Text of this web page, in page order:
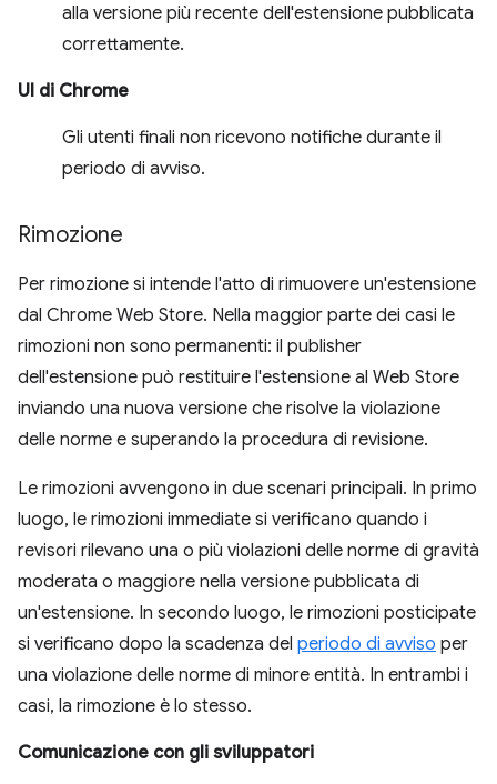
alla versione più recente dell'estensione pubblicata
correttamente.
UI di Chrome
Gli utenti finali non ricevono notifiche durante il
periodo di avviso.
Rimozione
Per rimozione si intende l'atto di rimuovere un'estensione
dal Chrome Web Store. Nella maggior parte dei casi le
rimozioni non sono permanenti: il publisher
dell'estensione può restituire l'estensione al Web Store
inviando una nuova versione che risolve la violazione
delle norme e superando la procedura di revisione.
Le rimozioni avvengono in due scenari principali. In primo
luogo, le rimozioni immediate si verificano quando i
revisori rilevano una o più violazioni delle norme di gravità
moderata o maggiore nella versione pubblicata di
un'estensione. In secondo luogo, le rimozioni posticipate
si verificano dopo la scadenza del periodo di avviso per
una violazione delle norme di minore entità. In entrambi i
casi, la rimozione è lo stesso.
Comunicazione con gli sviluppatori